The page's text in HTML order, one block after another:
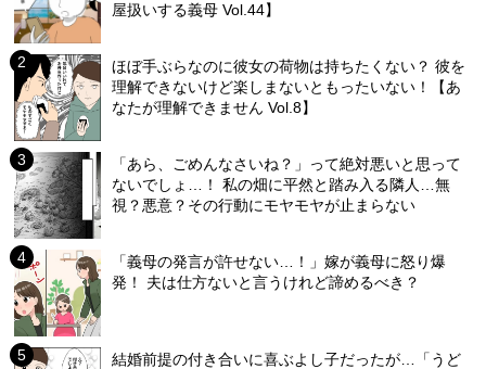
屋扱いする義母 Vol.44】
ほぼ手ぶらなのに彼女の荷物は持ちたくない？ 彼を
理解できないけど楽しまないともったいない！【あ
なたが理解できません Vol.8】
「あら、ごめんなさいね？」って絶対悪いと思って
ないでしょ…！ 私の畑に平然と踏み入る隣人…無
視？悪意？その行動にモヤモヤが止まらない
「義母の発言が許せない…！」嫁が義母に怒り爆
発！ 夫は仕方ないと言うけれど諦めるべき？
結婚前提の付き合いに喜ぶよし子だったが…「うど